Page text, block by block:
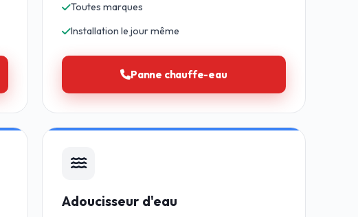
Toutes marques
Installation le jour même
Panne chauffe-eau
Adoucisseur d'eau